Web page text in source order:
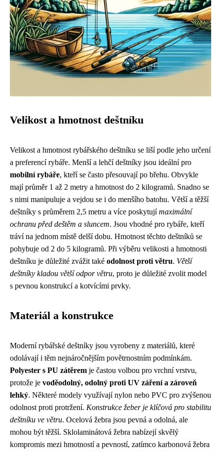
Velikost a hmotnost deštníku
Velikost a hmotnost rybářského deštníku se liší podle jeho určení
a preferencí rybáře. Menší a lehčí deštníky jsou ideální pro
mobilní rybáře, kteří se často přesouvají po břehu. Obvykle
mají průměr 1 až 2 metry a hmotnost do 2 kilogramů. Snadno se
s nimi manipuluje a vejdou se i do menšího batohu. Větší a těžší
deštníky s průměrem 2,5 metru a více poskytujímaximální
ochranu před deštěm a sluncem. Jsou vhodné pro rybáře, kteří
tráví na jednom místě delší dobu. Hmotnost těchto deštníků se
pohybuje od 2 do 5 kilogramů. Při výběru velikosti a hmotnosti
deštníku je důležité zvážit také odolnost proti větru. Větší
deštníky kladou větší odpor větru, proto je důležité zvolit model
s pevnou konstrukcí a kotvícími prvky.
Materiál a konstrukce
Moderní rybářské deštníky jsou vyrobeny z materiálů, které
odolávají i těm nejnáročnějším povětrnostním podmínkám.
Polyester s PU zátěrem je častou volbou pro vrchní vrstvu,
protože je voděodolný, odolný proti UV záření a zároveň
lehký. Některé modely využívají nylon nebo PVC pro zvýšenou
odolnost proti protržení. Konstrukce žeber je klíčová pro stabilitu
deštníku ve větru. Ocelová žebra jsou pevná a odolná, ale
mohou být těžší. Sklolaminátová žebra nabízejí skvělý
kompromis mezi hmotností a pevností, zatímco karbonová žebra